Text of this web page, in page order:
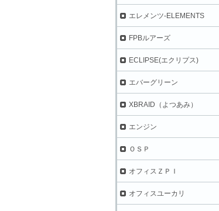
エレメンツ-ELEMENTS
FPBルアーズ
ECLIPSE(エクリプス)
エバーグリーン
XBRAID（よつあみ）
エンジン
ＯＳＰ
オフィスＺＰＩ
オフィスユーカリ